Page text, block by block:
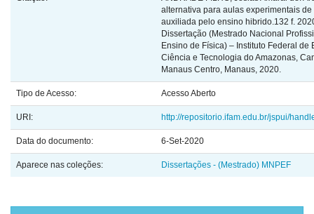
alternativa para aulas experimentais de
auxiliada pelo ensino hibrido.132 f.
Dissertação (Mestrado Nacional
Ensino de Física) – Instituto Federal de
Ciência e Tecnologia do Amazonas,
Manaus Centro, Manaus, 2020.
Tipo de Acesso: Acesso Aberto
URI: http://repositorio.ifam.edu.br/jspui/
Data do documento: 6-Set-2020
Aparece nas coleções: Dissertações - (Mestrado) MNPEF